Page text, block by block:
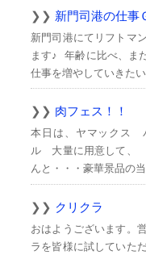
新門司港の仕事
新門司港にてリフトマ
ます♪ 年齢に比べ、ま
仕事を増やしていきた
肉フェス！！
本日は、ヤマックス
ル 大量に用意して、
んと・・・豪華景品の
クリクラ
おはようございます。
ラを皆様に試していた